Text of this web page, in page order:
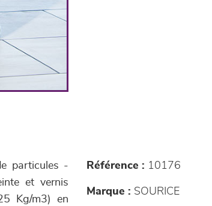
particules -
et vernis
Kg/m3) en
Référence : 10176
Marque : SOURICE